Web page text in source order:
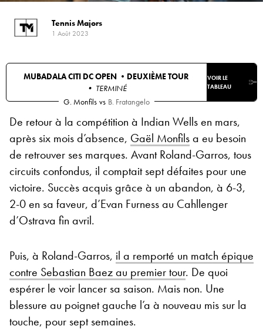
Tennis Majors
1 Août 2023
MUBADALA CITI DC OPEN • DEUXIÈME TOUR
• TERMINÉ
VOIR LE
TABLEAU
G. Monfils vs B. Fratangelo
De retour à la compétition à Indian Wells en mars,
après six mois d’absence, Gaël Monfilsa eu besoin
de retrouver ses marques. Avant Roland-Garros, tous
circuits confondus, il comptait sept défaites pour une
victoire. Succès acquis grâce à un abandon, à 6-3,
2-0 en sa faveur, d’Evan Furness au Cahllenger
d’Ostrava fin avril.
Puis, à Roland-Garros, il a remporté un match épique
contre Sebastian Baez au premier tour. De quoi
espérer le voir lancer sa saison. Mais non. Une
blessure au poignet gauche l’a à nouveau mis sur la
touche, pour sept semaines.